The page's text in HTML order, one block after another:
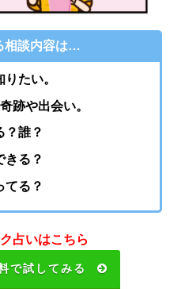
相談内容は…
たい。
跡や出会い。
？誰？
きる？
てる？
占いはこちら
で試してみる